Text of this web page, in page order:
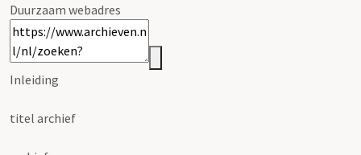
Duurzaam webadres
Inleiding
titel archief